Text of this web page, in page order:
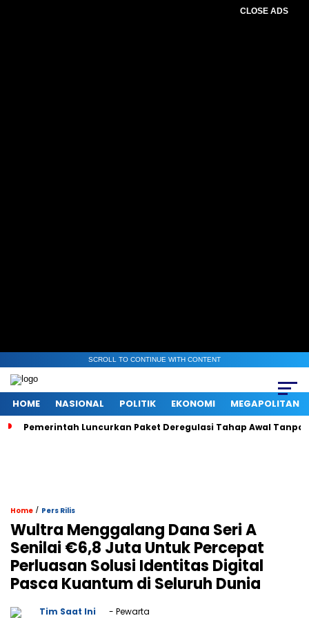
CLOSE ADS
SCROLL TO CONTINUE WITH CONTENT
HOME NASIONAL POLITIK EKONOMI MEGAPOLITAN
Pemerintah Luncurkan Paket Deregulasi Tahap Awal Tanpa
Home / Pers Rilis
Wultra Menggalang Dana Seri A
Senilai €6,8 Juta Untuk Percepat
Perluasan Solusi Identitas Digital
Pasca Kuantum di Seluruh Dunia
Tim Saat Ini
- Pewarta